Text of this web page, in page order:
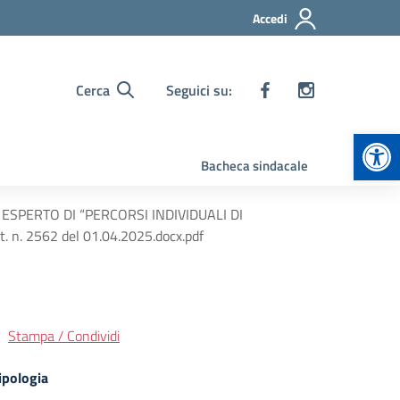
Accedi
Cerca Seguici su:
Bacheca sindacale
DI “PERCORSI INDIVIDUALI DI
n. 2562 del 01.04.2025.docx.pdf
Stampa / Condividi